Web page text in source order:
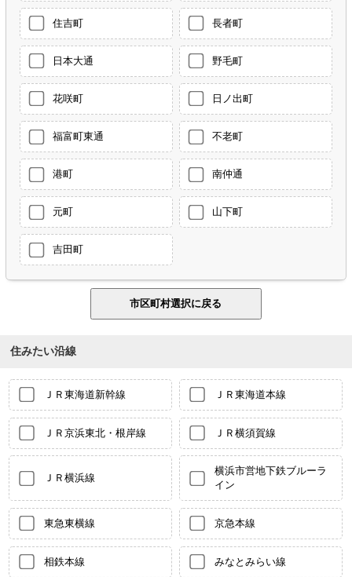
住吉町 長者町
日本大通 野毛町
花咲町 日ノ出町
福富町東通 不老町
港町 南仲通
元町 山下町
吉田町
住みたい沿線
ＪＲ東海道新幹線 ＪＲ東海道本線
ＪＲ京浜東北・根岸線 ＪＲ横須賀線
ＪＲ横浜線
横浜市営地下鉄ブルーラ
イン
東急東横線 京急本線
相鉄本線 みなとみらい線